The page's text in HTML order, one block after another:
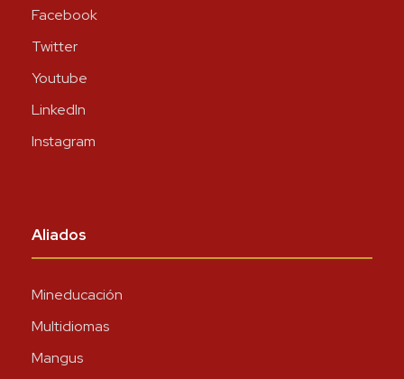
Facebook
Twitter
Youtube
LinkedIn
Instagram
Aliados
Mineducación
Multidiomas
Mangus